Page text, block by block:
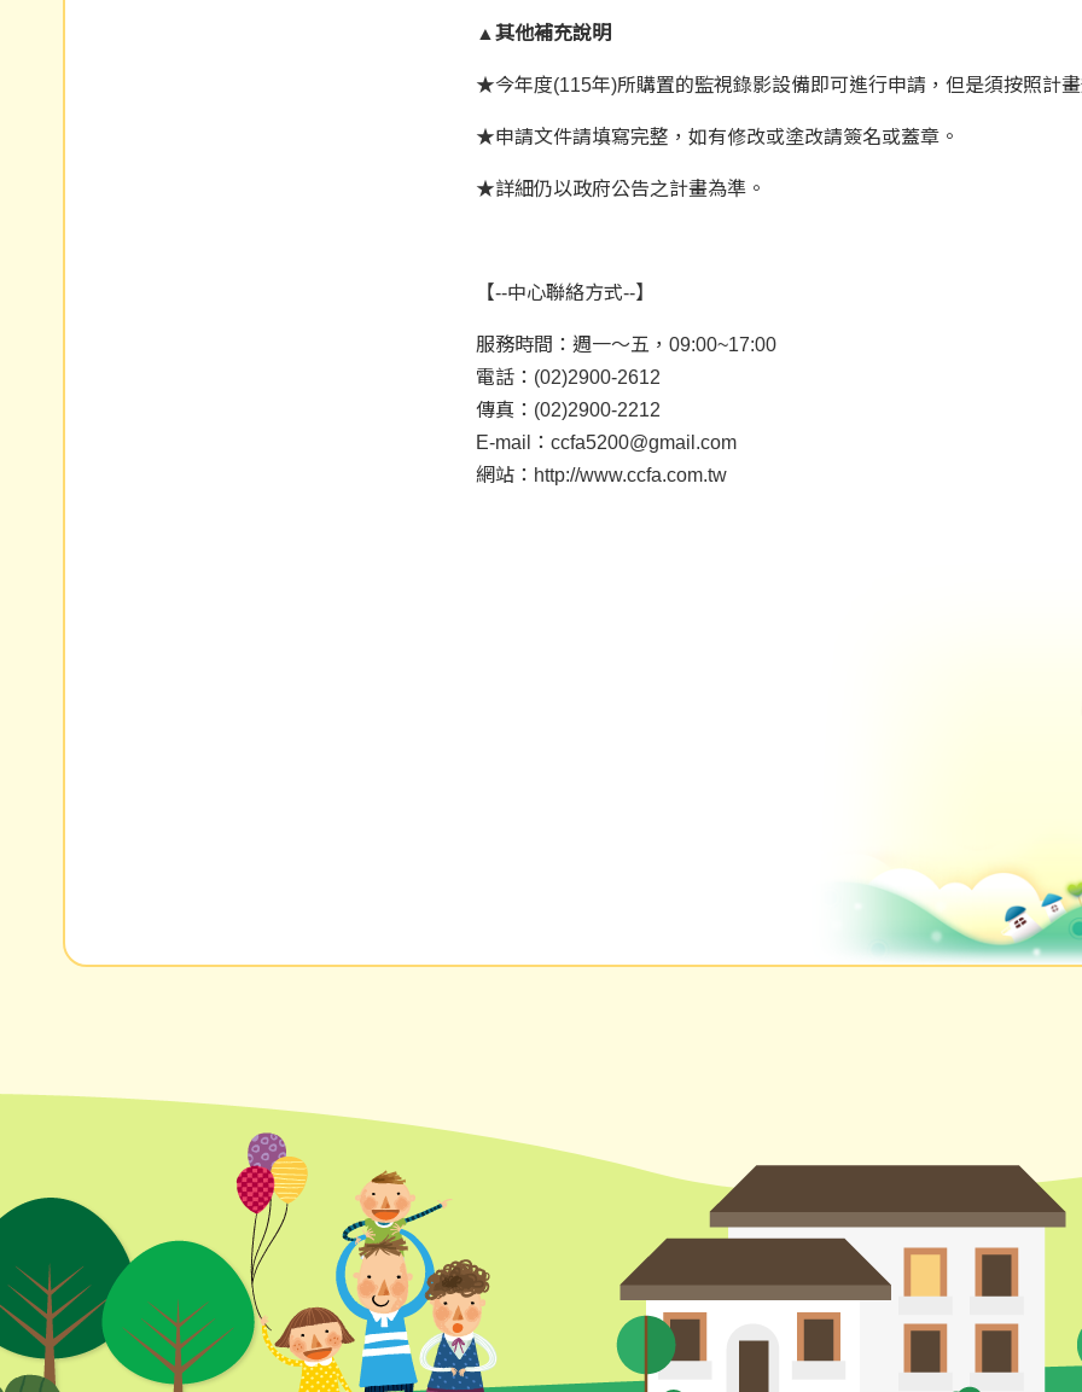
▲ 其他補充說明
★今年度(115年)所購置的監視錄影設備即可進行申請，但是須按照計
★申請文件請填寫完整，如有修改或塗改請簽名或蓋章。
★詳細仍以政府公告之計畫為準。
【--中心聯絡方式--】
服務時間：週一～五，09:00~17:00
電話：(02)2900-2612
傳真：(02)2900-2212
E-mail： ccfa5200@gmail.com
網站： http://www.ccfa.com.tw